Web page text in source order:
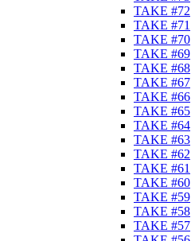
TAKE #72
TAKE #71
TAKE #70
TAKE #69
TAKE #68
TAKE #67
TAKE #66
TAKE #65
TAKE #64
TAKE #63
TAKE #62
TAKE #61
TAKE #60
TAKE #59
TAKE #58
TAKE #57